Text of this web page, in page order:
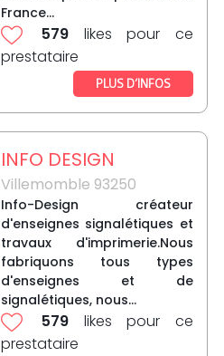
France...
579 likes pour ce
prestataire
PLUS D’INFOS
INFO DESIGN
Villemomble 93250
Info-Design créateur
d'enseignes signalétiques et
travaux d'imprimerie.Nous
fabriquons tous types
d'enseignes et de
signalétiques, nous...
579 likes pour ce
prestataire